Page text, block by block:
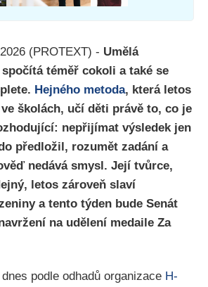
(PROTEXT) - Umělá
téměř cokoli a také se
Hejného metoda, která letos
školách, učí děti právě to, co je
nepřijímat výsledek jen
předložil, rozumět zadání a
nedává smysl. Její tvůrce,
letos zároveň slaví
a tento týden bude Senát
na udělení medaile Za
dnes podle odhadů organizace H-